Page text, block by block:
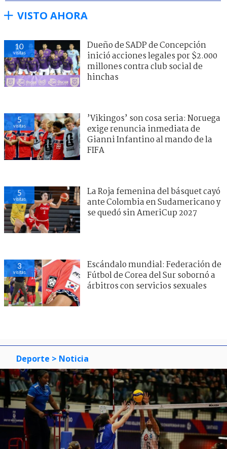
VISTO AHORA
10
visitas
Dueño de SADP de Concepción
inició acciones legales por $2.000
millones contra club social de
hinchas
5
visitas
’Vikingos’ son cosa seria: Noruega
exige renuncia inmediata de
Gianni Infantino al mando de la
FIFA
5
visitas
La Roja femenina del básquet cayó
ante Colombia en Sudamericano y
se quedó sin AmeriCup 2027
3
visitas
Escándalo mundial: Federación de
Fútbol de Corea del Sur sobornó a
árbitros con servicios sexuales
Deporte > Noticia